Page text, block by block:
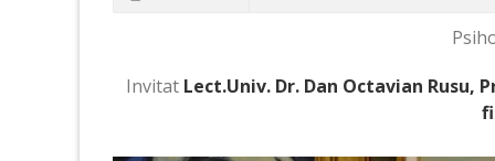
Invitat Lect.Univ. Dr. Dan Octavian